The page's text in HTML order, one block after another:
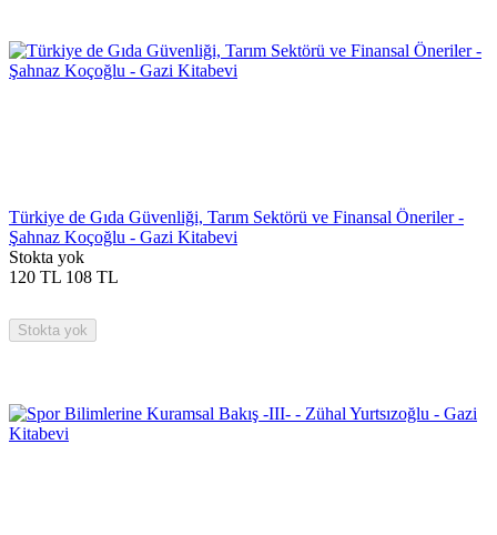
Türkiye de Gıda Güvenliği, Tarım Sektörü ve Finansal Öneriler -
Şahnaz Koçoğlu - Gazi Kitabevi
Stokta yok
120 TL 108 TL
Stokta yok